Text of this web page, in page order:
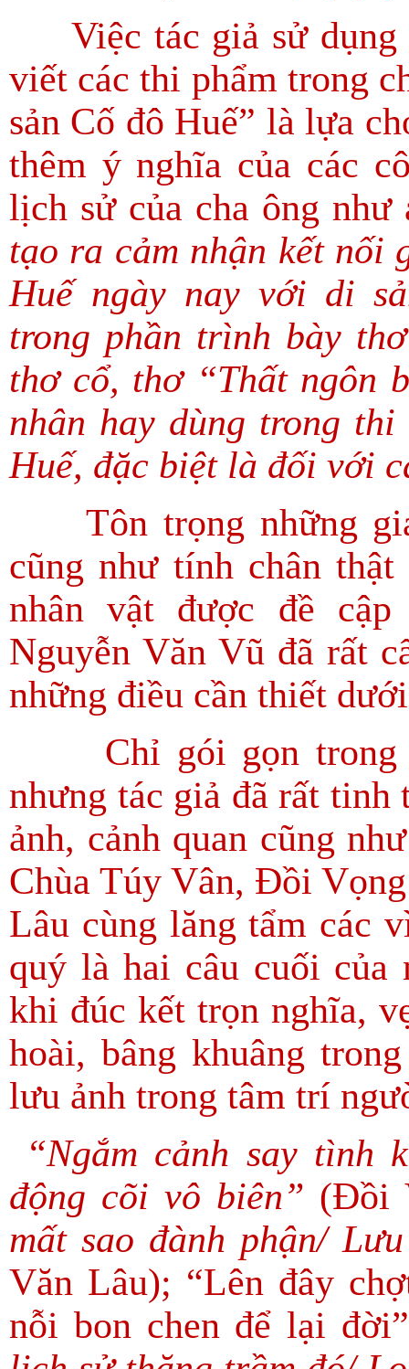
Việc tác giả sử dụng
viết các thi phẩm trong
sản Cố đô Huế” là lựa
thêm ý nghĩa của các
lịch sử của cha ông
tạo ra cảm nhận kết
Huế ngày nay với di
trong phần trình bày
thơ cổ, thơ “Thất ngôn
nhân hay dùng trong
Huế, đặc biệt là đối với
Tôn trọng những
cũng như tính chân
nhân vật được đề
Nguyễn Văn Vũ đã rất
những điều cần thiết
Chỉ gói gọn trong
nhưng tác giả đã rất
ảnh, cảnh quan cũng
Chùa Túy Vân, Đồi
Lâu cùng lăng tẩm các
quý là hai câu cuối
khi đúc kết trọn nghĩa,
hoài, bâng khuâng
lưu ảnh trong tâm trí
“Ngắm cảnh say tình
động cõi vô biên” (Đồi
mất sao đành phận/
Văn Lâu); “Lên đây
nỗi bon chen để lại